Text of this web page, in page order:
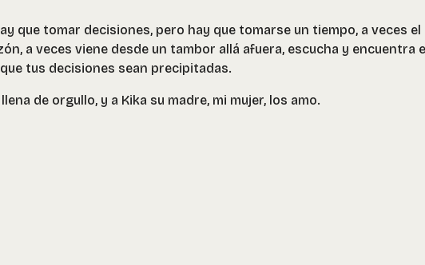
que tomar decisiones, pero hay que tomarse un tiempo, a veces el
a veces viene desde un tambor allá afuera, escucha y encuentra
tus decisiones sean precipitadas.
de orgullo, y a Kika su madre, mi mujer, los amo.